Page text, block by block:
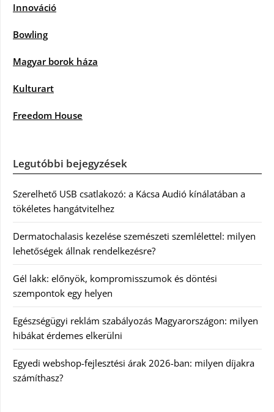
Innováció
Bowling
Magyar borok háza
Kulturart
Freedom House
Legutóbbi bejegyzések
Szerelhető USB csatlakozó: a Kácsa Audió kínálatában a
tökéletes hangátvitelhez
Dermatochalasis kezelése szemészeti szemlélettel: milyen
lehetőségek állnak rendelkezésre?
Gél lakk: előnyök, kompromisszumok és döntési
szempontok egy helyen
Egészségügyi reklám szabályozás Magyarországon: milyen
hibákat érdemes elkerülni
Egyedi webshop-fejlesztési árak 2026-ban: milyen díjakra
számíthasz?